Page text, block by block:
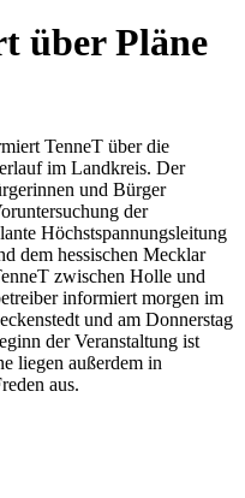
über Pläne
TenneT über die
im Landkreis. Der
und Bürger
der
Höchstspannungsleitung
dem hessischen Mecklar
zwischen Holle und
informiert morgen im
und am Donnerstag
der Veranstaltung ist
liegen außerdem in
aus.